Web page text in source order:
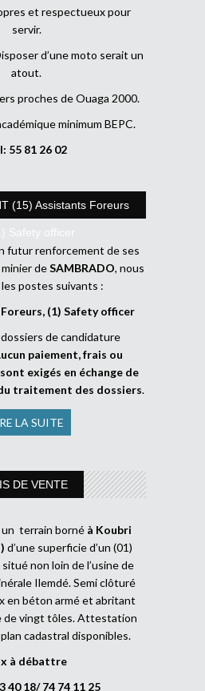
et respectueux pour
servir.
d’une moto serait un
atout.
proches de Ouaga 2000.
minimum BEPC.
55 81 26 02
(15) Assistants Foreurs
Safety officer
futur renforcement de ses
deSAMBRADO, nous
postes suivants :
(1) Safety officer
de candidature
paiement, frais ou
exigés en échange de
traitement des dossiers.
LA SUITE
DE VENTE
terrain borné à Koubri
d’une superficie d’un (01)
non loin de l’usine de
Ilemdé. Semi clôturé
en béton armé et abritant
de vingt tôles. Attestation
cadastral disponibles.
à débattre
40 18/ 74 74 11 25